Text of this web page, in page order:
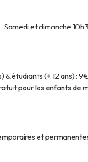
et dimanche
étudiants (+ 12 ans) :
pour les enfants de
et